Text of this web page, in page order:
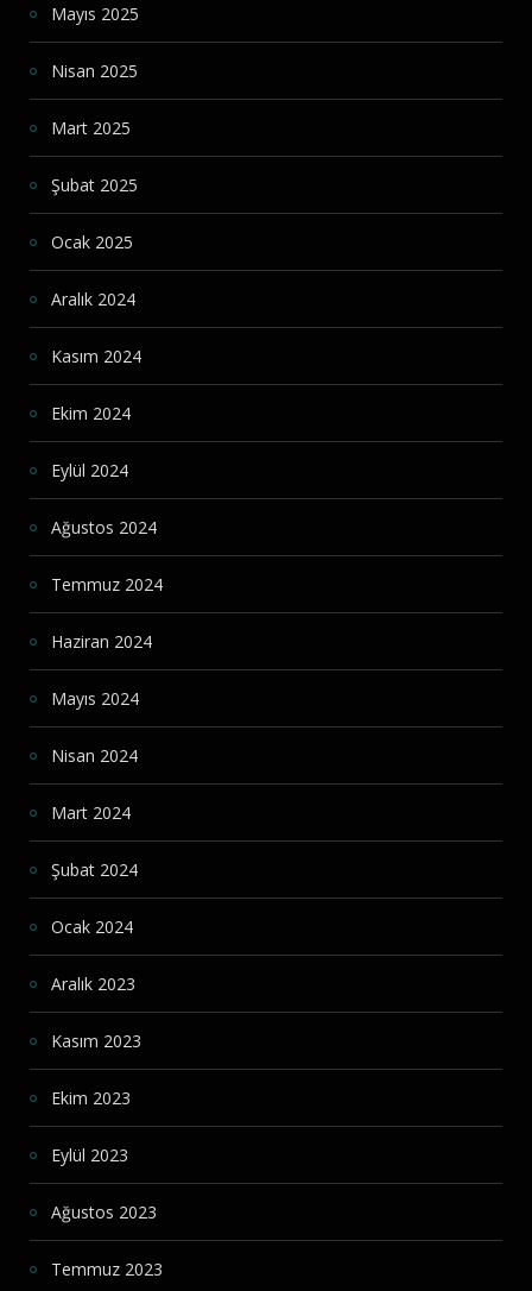
Mayıs 2025
Nisan 2025
Mart 2025
Şubat 2025
Ocak 2025
Aralık 2024
Kasım 2024
Ekim 2024
Eylül 2024
Ağustos 2024
Temmuz 2024
Haziran 2024
Mayıs 2024
Nisan 2024
Mart 2024
Şubat 2024
Ocak 2024
Aralık 2023
Kasım 2023
Ekim 2023
Eylül 2023
Ağustos 2023
Temmuz 2023